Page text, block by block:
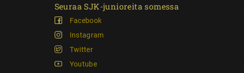
Seuraa SJK-junioreita somessa
Facebook
Instagram
Twitter
Youtube